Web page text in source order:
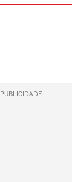
PUBLICIDADE